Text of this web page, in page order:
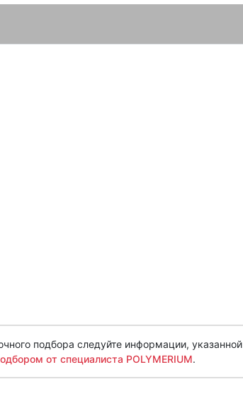
подбора следуйте информации, указанной
от специалиста POLYMERIUM.